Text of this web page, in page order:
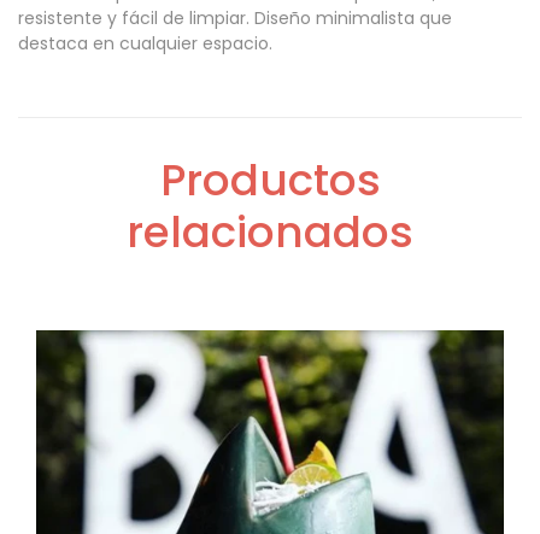
resistente y fácil de limpiar. Diseño minimalista que
destaca en cualquier espacio.
Productos
relacionados